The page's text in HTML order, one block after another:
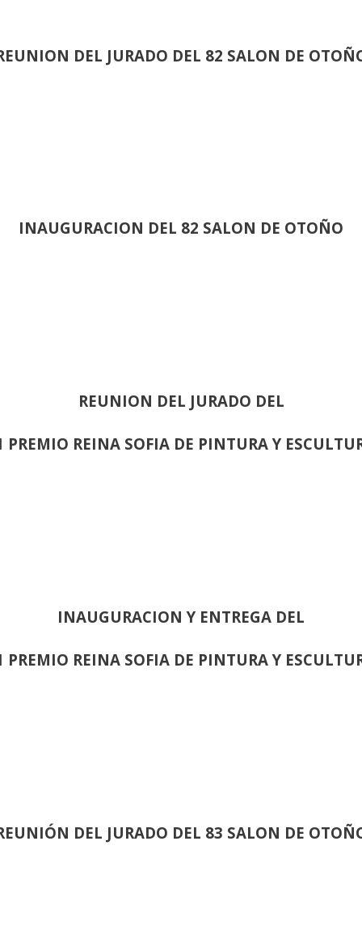
DEL JURADO DEL 82 SALON DE
INAUGURACION DEL 82 SALON DE OTOÑO
REUNION DEL JURADO DEL
PREMIO REINA SOFIA DE PINTURA Y
INAUGURACION Y ENTREGA DEL
PREMIO REINA SOFIA DE PINTURA Y
DEL JURADO DEL 83 SALON DE